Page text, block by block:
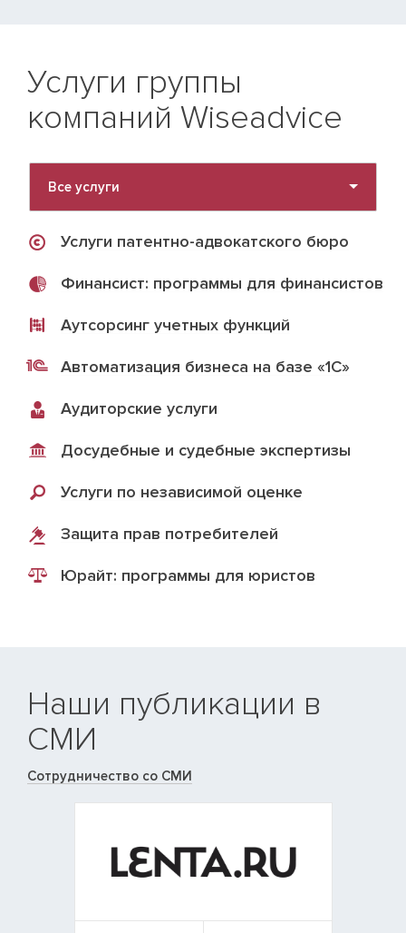
Услуги группы
компаний Wiseadvice
Все услуги
Услуги патентно-адвокатского бюро
Финансист: программы для финансистов
Аутсорсинг учетных функций
Автоматизация бизнеса на базе «1С»
Аудиторские услуги
Досудебные и судебные экспертизы
Услуги по независимой оценке
Защита прав потребителей
Юрайт: программы для юристов
Наши публикации в
СМИ
Сотрудничество со СМИ